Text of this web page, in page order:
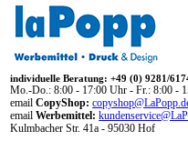
individuelle Beratung: +49 (0) 9281/
Mo.-Do.: 8:00 - 17:00 Uhr - Fr.: 8:00 -
emailCopyShop:
emailWerbemittel:
Kulmbacher Str. 41a - 95030 Hof